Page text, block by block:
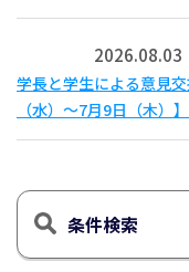
2026.08.03
学長と学生による意見
（水）～7月9日（木）】
条件検索